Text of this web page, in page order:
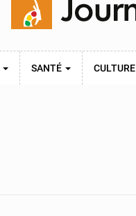
SANTÉ CULTURE